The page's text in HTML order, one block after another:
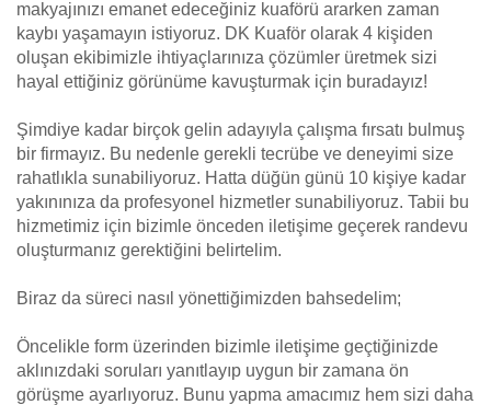
makyajınızı emanet edeceğiniz kuaförü ararken zaman
kaybı yaşamayın istiyoruz. DK Kuaför olarak 4 kişiden
oluşan ekibimizle ihtiyaçlarınıza çözümler üretmek sizi
hayal ettiğiniz görünüme kavuşturmak için buradayız!
Şimdiye kadar birçok gelin adayıyla çalışma fırsatı bulmuş
bir firmayız. Bu nedenle gerekli tecrübe ve deneyimi size
rahatlıkla sunabiliyoruz. Hatta düğün günü 10 kişiye kadar
yakınınıza da profesyonel hizmetler sunabiliyoruz. Tabii bu
hizmetimiz için bizimle önceden iletişime geçerek randevu
oluşturmanız gerektiğini belirtelim.
Biraz da süreci nasıl yönettiğimizden bahsedelim;
Öncelikle form üzerinden bizimle iletişime geçtiğinizde
aklınızdaki soruları yanıtlayıp uygun bir zamana ön
görüşme ayarlıyoruz. Bunu yapma amacımız hem sizi daha